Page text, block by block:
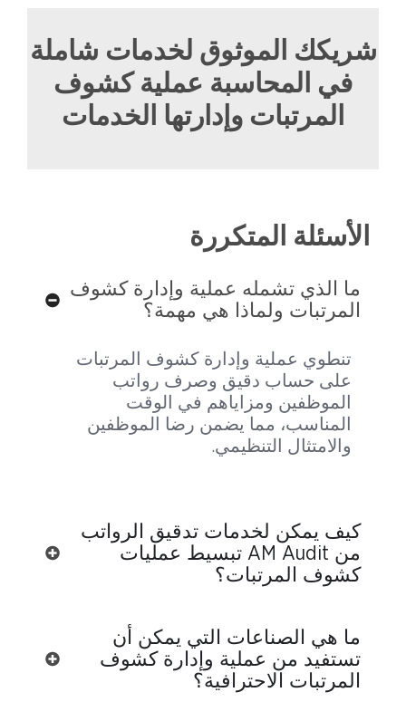
شريكك الموثوق لخدمات شاملة
في المحاسبة عملية كشوف
المرتبات وإدارتها الخدمات
الأسئلة المتكررة
ما الذي تشمله عملية وإدارة كشوف
المرتبات ولماذا هي مهمة؟
تنطوي عملية وإدارة كشوف المرتبات
على حساب دقيق وصرف رواتب
الموظفين ومزاياهم في الوقت
المناسب، مما يضمن رضا الموظفين
والامتثال التنظيمي.
كيف يمكن لخدمات تدقيق الرواتب
من AM Audit تبسيط عمليات
كشوف المرتبات؟
ما هي الصناعات التي يمكن أن
تستفيد من عملية وإدارة كشوف
المرتبات الاحترافية؟